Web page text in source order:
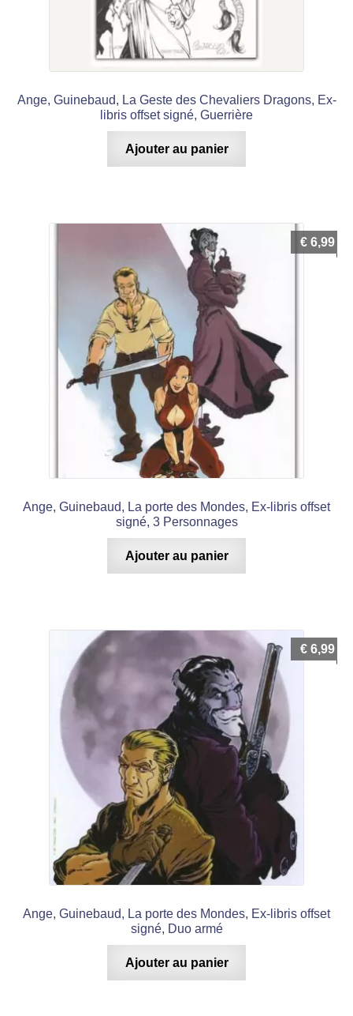
Ange, Guinebaud, La Geste des Chevaliers Dragons, Ex-
libris offset signé, Guerrière
Ajouter au panier
Ange, Guinebaud, La porte des Mondes, Ex-libris offset
signé, 3 Personnages
€ 6,99
Ajouter au panier
Ange, Guinebaud, La porte des Mondes, Ex-libris offset
signé, Duo armé
€ 6,99
Ajouter au panier